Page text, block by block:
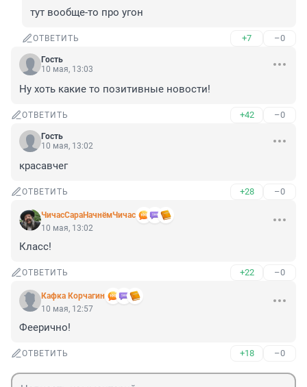
тут вообще-то про угон
ОТВЕТИТЬ +7 –0
Гость
10 мая, 13:03
Ну хоть какие то позитивные новости!
ОТВЕТИТЬ +42 –0
Гость
10 мая, 13:02
красавчег
ОТВЕТИТЬ +28 –0
ЧичасСараНачнёмЧичас
10 мая, 13:02
Класс!
ОТВЕТИТЬ +22 –0
Кафка Корчагин
10 мая, 12:57
Феерично!
ОТВЕТИТЬ +18 –0